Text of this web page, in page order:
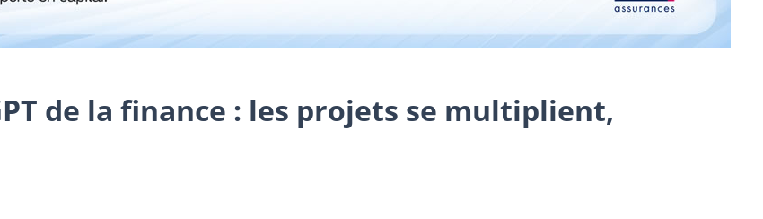
de la finance : les projets se multiplient,